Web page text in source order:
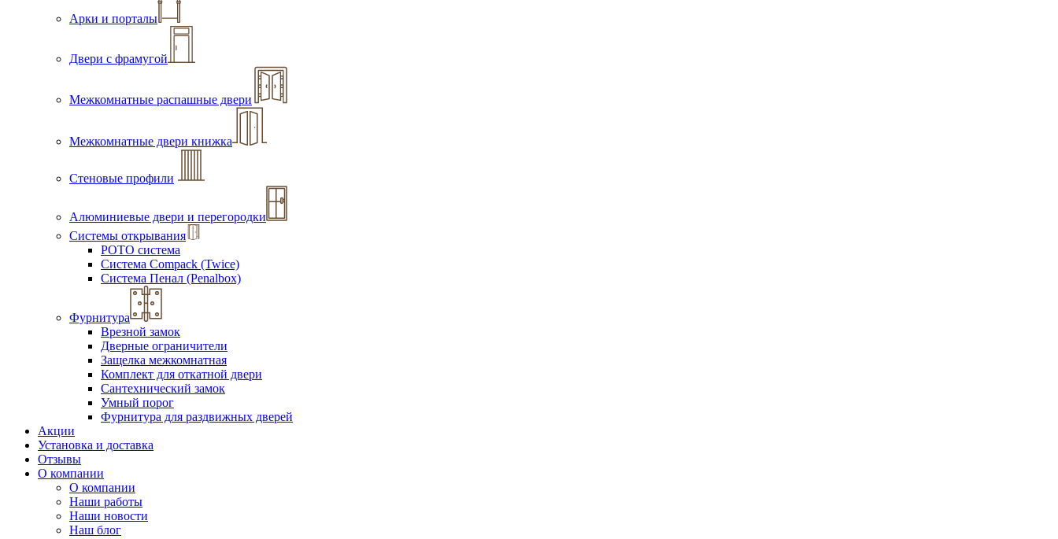
Арки и порталы
Двери с фрамугой
Межкомнатные распашные двери
Межкомнатные двери книжка
Стеновые профили
Алюминиевые двери и перегородки
Системы открывания
РОТО система
Система Compack (Twice)
Система Пенал (Penalbox)
Фурнитура
Врезной замок
Дверные ограничители
Защелка межкомнатная
Комплект для откатной двери
Сантехнический замок
Умный порог
Фурнитура для раздвижных дверей
Акции
Установка и доставка
Отзывы
О компании
О компании
Наши работы
Наши новости
Наш блог